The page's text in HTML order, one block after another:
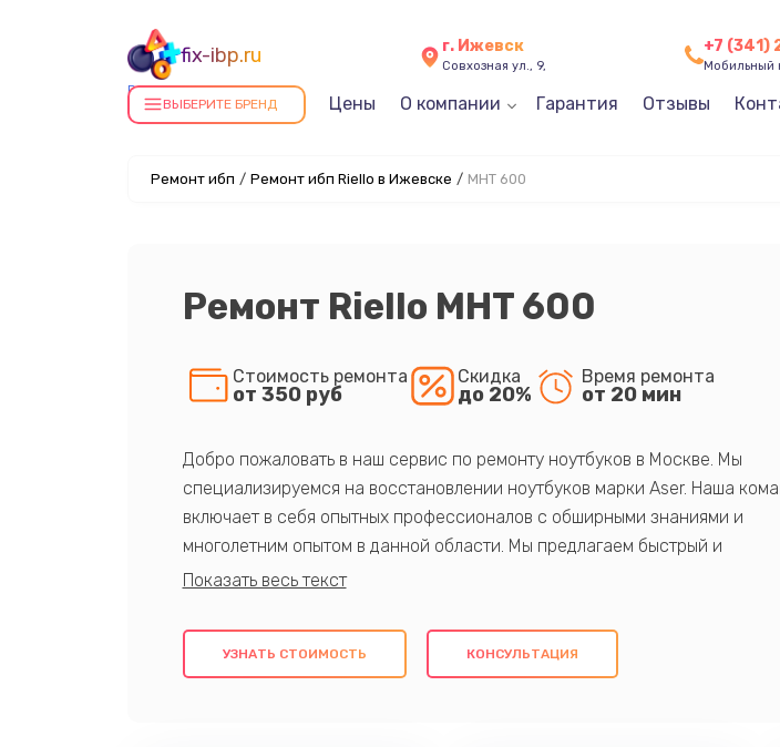
fix-ibp.ru
Ремонт ИБП в Ижевске
г. Ижевск
Совхозная ул., 9,
+7 (341)
Мобильный
ВЫБЕРИТЕ БРЕНД Цены О компании Гарантия Отзывы
Ремонт ибп / Ремонт ибп Riello в Ижевске / MHT 600
Ремонт Riello MHT 600
Стоимость ремонта
от 350 руб
Скидка
до 20%
Время ремонта
от 20 мин
Добро пожаловать в наш сервис по ремонту ноутбуков в Москве. Мы
специализируемся на восстановлении ноутбуков марки Aser. Наша
включает в себя опытных профессионалов с обширными знаниями и
многолетним опытом в данной области. Мы предлагаем быстрый и
качественный ремонт с использованием оригинальных компонентов, а
клиентам надежное и профессиональное обслуживание, удовлетворяя их
потребности наилучшим образом. Не медлите записаться на ремонт уже
УЗНАТЬ СТОИМОСТЬ КОНСУЛЬТАЦИЯ